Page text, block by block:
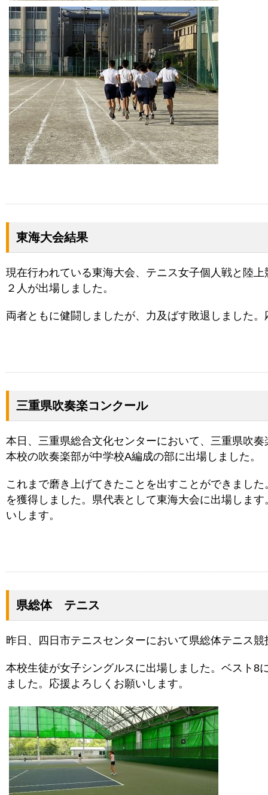
東海大会結果
現在行われている東海大会、テニス女子個人戦と陸
２人が出場しました。
両者ともに健闘しましたが、力及ばす敗退しました
三重県吹奏楽コンクール
本日、三重県総合文化センターにおいて、三重県吹
本校の吹奏楽部が中学校A編成の部に出場しました。
これまで磨き上げてきたことを出すことができまし
を獲得しました。県代表として東海大会に出場しま
いします。
県総体 テニス
昨日、四日市テニスセンターにおいて県総体テニス
本校生徒が女子シングルスに出場しました。ベスト8
ました。応援よろしくお願いします。